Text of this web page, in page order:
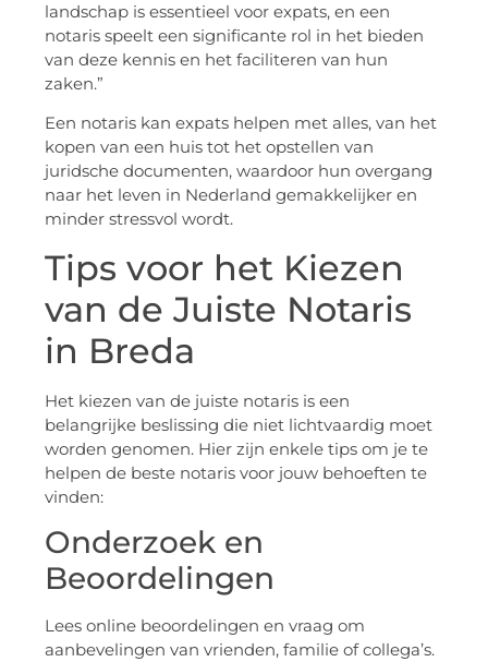
landschap is essentieel voor expats, en een
notaris speelt een significante rol in het bieden
van deze kennis en het faciliteren van hun
zaken.”
Een notaris kan expats helpen met alles, van het
kopen van een huis tot het opstellen van
juridsche documenten, waardoor hun overgang
naar het leven in Nederland gemakkelijker en
minder stressvol wordt.
Tips voor het Kiezen
van de Juiste Notaris
in Breda
Het kiezen van de juiste notaris is een
belangrijke beslissing die niet lichtvaardig moet
worden genomen. Hier zijn enkele tips om je te
helpen de beste notaris voor jouw behoeften te
vinden:
Onderzoek en
Beoordelingen
Lees online beoordelingen en vraag om
aanbevelingen van vrienden, familie of collega’s.